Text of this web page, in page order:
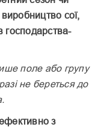
виробництво сої,
господарства-
поле або групу
не береться до
з